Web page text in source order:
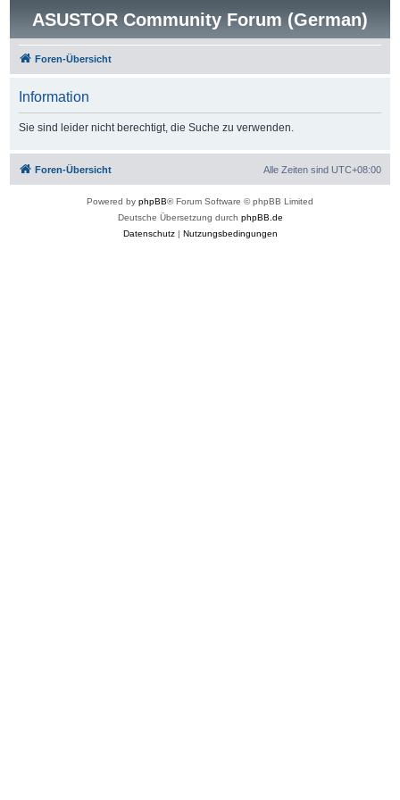
ASUSTOR Community Forum (German)
Foren-Übersicht
Information
Sie sind leider nicht berechtigt, die Suche zu verwenden.
Foren-Übersicht Alle Zeiten sind UTC+08:00
Powered by phpBB® Forum Software © phpBB Limited
Deutsche Übersetzung durch phpBB.de
Datenschutz| Nutzungsbedingungen